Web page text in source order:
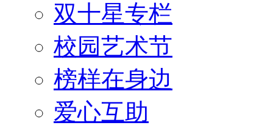
双十星专栏
校园艺术节
榜样在身边
爱心互助